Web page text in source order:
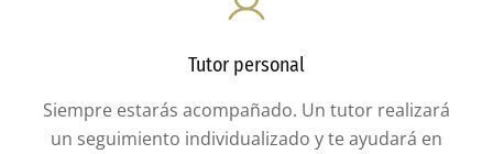
Tutor personal
Siempre estarás acompañado. Un tutor realizará
un seguimiento individualizado y te ayudará en